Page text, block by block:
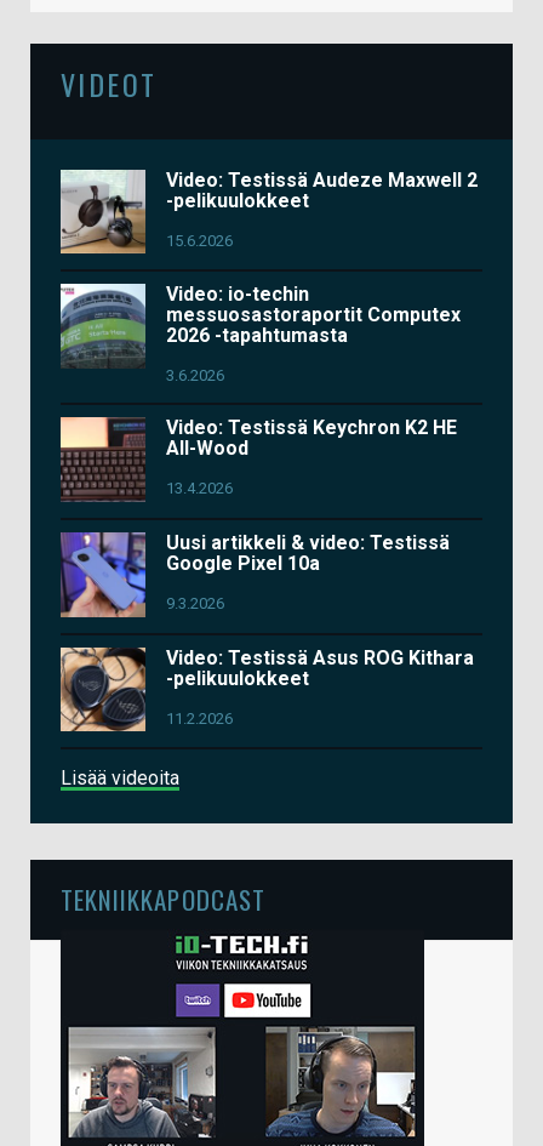
VIDEOT
Video: Testissä Audeze Maxwell 2
-pelikuulokkeet
15.6.2026
Video: io-techin
messuosastoraportit Computex
2026 -tapahtumasta
3.6.2026
Video: Testissä Keychron K2 HE
All-Wood
13.4.2026
Uusi artikkeli & video: Testissä
Google Pixel 10a
9.3.2026
Video: Testissä Asus ROG Kithara
-pelikuulokkeet
11.2.2026
Lisää videoita
TEKNIIKKAPODCAST